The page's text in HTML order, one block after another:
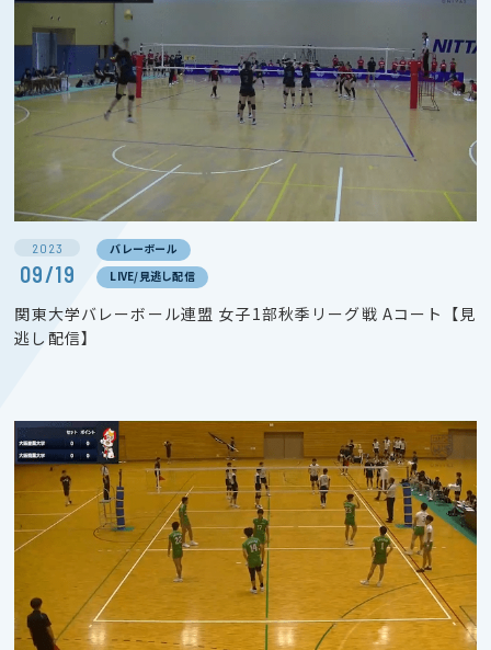
2023
09/19
バレーボール
LIVE/見逃し配信
関東大学バレーボール連盟 女子1部秋季リーグ戦 Aコート【見
逃し配信】